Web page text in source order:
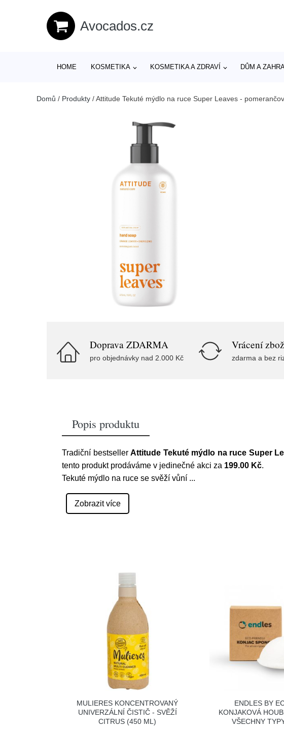
Avocados.cz
HOME KOSMETIKA KOSMETIKA A ZDRAVÍ DŮM A
Domů / Produkty /Attitude Tekuté mýdlo na ruce Super Leaves -
Doprava ZDARMA
pro objednávky nad 2.000 Kč
Vrácení
zdarma a bez
Popis produktu
Tradiční bestseller Attitude Tekuté mýdlo na ruce Super
tento produkt prodáváme v jedinečné akci za 199.00 Kč.
Tekuté mýdlo na ruce se svěží vůní ...
Zobrazit více
MULIERES KONCENTROVANÝ
UNIVERZÁLNÍ ČISTIČ - SVĚŽÍ
CITRUS (450 ML)
ENDLES BY
KONJAKOVÁ
VŠECHNY